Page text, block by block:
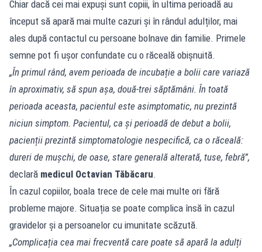
Chiar dacă cei mai expuși sunt copiii, în ultima perioadă au
început să apară mai multe cazuri și în rândul adulților, mai
ales după contactul cu persoane bolnave din familie. Primele
semne pot fi ușor confundate cu o răceală obișnuită.
„În primul rând, avem perioada de incubație a bolii care variază
în aproximativ, să spun așa, două-trei săptămâni. În toată
perioada aceasta, pacientul este asimptomatic, nu prezintă
niciun simptom. Pacientul, ca și perioadă de debut a bolii,
pacienții prezintă simptomatologie nespecifică, ca o răceală:
dureri de mușchi, de oase, stare generală alterată, tuse, febră”,
declară medicul Octavian Tăbăcaru.
În cazul copiilor, boala trece de cele mai multe ori fără
probleme majore. Situația se poate complica însă în cazul
gravidelor și a persoanelor cu imunitate scăzută.
„Complicația cea mai frecventă care poate să apară la adulți